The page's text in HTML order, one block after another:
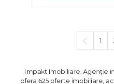
Pagina
1
Impakt Imobiliare, Agenție
ofera 625 oferte imobiliare,